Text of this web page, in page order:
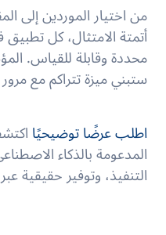
من اختيار الموردين إلى
أتمتة الامتثال، كل
محددة وقابلة للقياس.
ستبني ميزة تتراكم مع
اطلب عرضًا توضيحيًا
المدعومة بالذكاء
التنفيذ، وتوفير حقيقية